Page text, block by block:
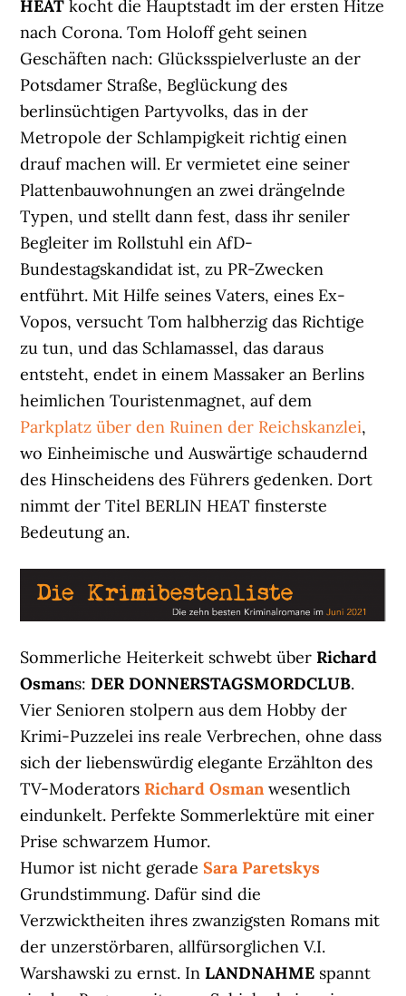
HEAT kocht die Hauptstadt im der ersten Hitze
nach Corona. Tom Holoff geht seinen
Geschäften nach: Glücksspielverluste an der
Potsdamer Straße, Beglückung des
berlinsüchtigen Partyvolks, das in der
Metropole der Schlampigkeit richtig einen
drauf machen will. Er vermietet eine seiner
Plattenbauwohnungen an zwei drängelnde
Typen, und stellt dann fest, dass ihr seniler
Begleiter im Rollstuhl ein AfD-
Bundestagskandidat ist, zu PR-Zwecken
entführt. Mit Hilfe seines Vaters, eines Ex-
Vopos, versucht Tom halbherzig das Richtige
zu tun, und das Schlamassel, das daraus
entsteht, endet in einem Massaker an Berlins
heimlichen Touristenmagnet, auf dem
Parkplatz über den Ruinen der Reichskanzlei,
wo Einheimische und Auswärtige schaudernd
des Hinscheidens des Führers gedenken. Dort
nimmt der Titel BERLIN HEAT finsterste
Bedeutung an.
Sommerliche Heiterkeit schwebt überRichard
Osmans:DER DONNERSTAGSMORDCLUB.
Vier Senioren stolpern aus dem Hobby der
Krimi-Puzzelei ins reale Verbrechen, ohne dass
sich der liebenswürdig elegante Erzählton des
TV-Moderators Richard Osmanwesentlich
eindunkelt. Perfekte Sommerlektüre mit einer
Prise schwarzem Humor.
Humor ist nicht geradeSara Paretskys
Grundstimmung. Dafür sind die
Verzwicktheiten ihres zwanzigsten Romans mit
der unzerstörbaren, allfürsorglichen V.I.
Warshawski zu ernst. InLANDNAHME spannt